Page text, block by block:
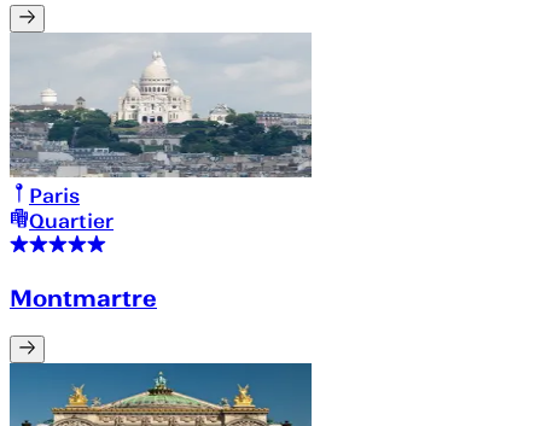
Paris
Quartier
Montmartre